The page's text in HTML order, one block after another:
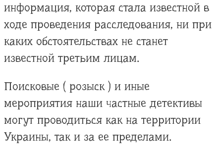
информация, которая стала известной в
ходе проведения расследования, ни при
каких обстоятельствах не станет
известной третьим лицам.
Поисковые ( розыск ) и иные
мероприятия наши частные детективы
могут проводиться как на территории
Украины, так и за ее пределами.